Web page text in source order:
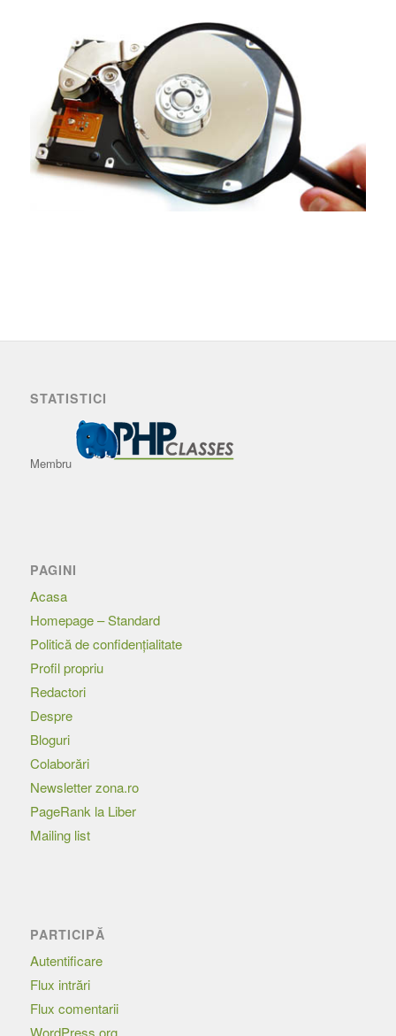
STATISTICI
Membru
PAGINI
Acasa
Homepage – Standard
Politică de confidențialitate
Profil propriu
Redactori
Despre
Bloguri
Colaborări
Newsletter zona.ro
PageRank la Liber
Mailing list
PARTICIPĂ
Autentificare
Flux intrări
Flux comentarii
WordPress.org